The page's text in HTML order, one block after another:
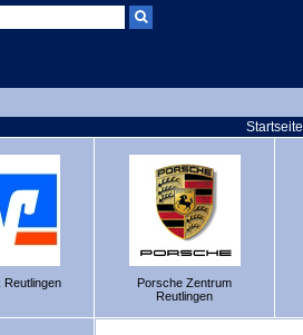
Startseite
Reutlingen
Porsche Zentrum
Reutlingen